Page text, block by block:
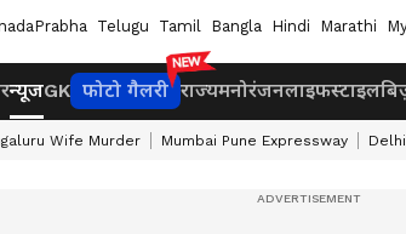
Telugu Tamil Bangla Hindi Marathi
न्यूजGK फोटो गैलरी राज्यमनोरंजनलाइफस्टाइल
Wife Murder Mumbai Pune Expressway